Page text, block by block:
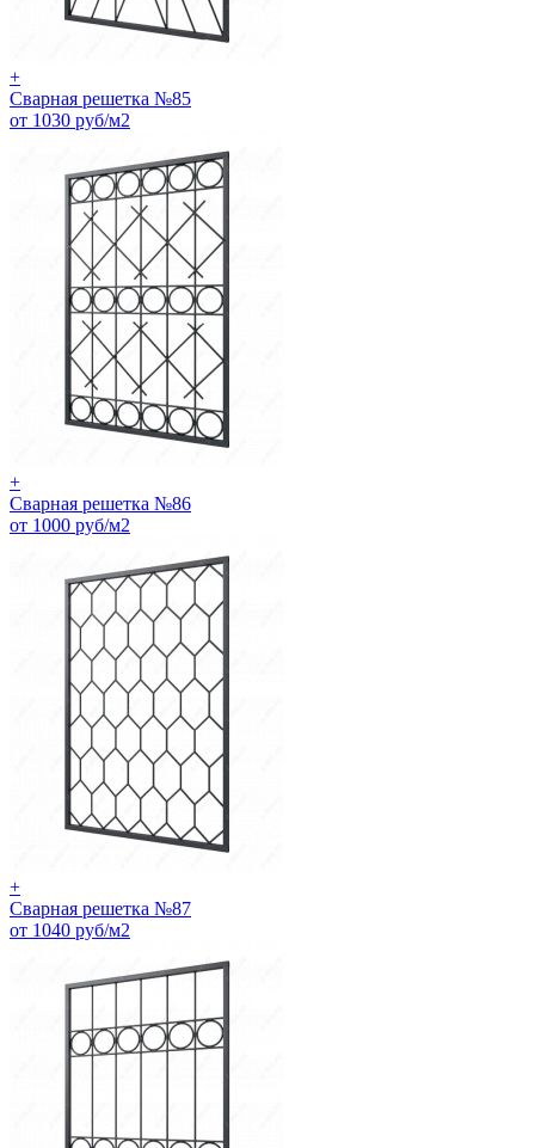
+
Сварная решетка №85
от 1030 руб/м2
+
Сварная решетка №86
от 1000 руб/м2
+
Сварная решетка №87
от 1040 руб/м2